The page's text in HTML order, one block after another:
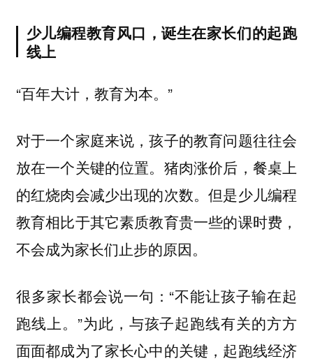
少儿编程教育风口，诞生在家长们的起跑
线上
“百年大计，教育为本。”
对于一个家庭来说，孩子的教育问题往往会
放在一个关键的位置。猪肉涨价后，餐桌上
的红烧肉会减少出现的次数。但是少儿编程
教育相比于其它素质教育贵一些的课时费，
不会成为家长们止步的原因。
很多家长都会说一句：“不能让孩子输在起
跑线上。”为此，与孩子起跑线有关的方方
面面都成为了家长心中的关键，起跑线经济